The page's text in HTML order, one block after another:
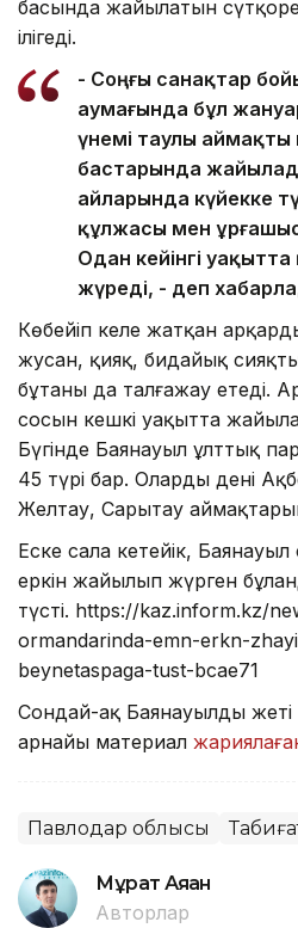
басында жайылатын
ілігеді.
- Соңғы санақтар
аумағында бұл
үнемі таулы
бастарында
айларында күйекке
құлжасы мен
Одан кейінгі
жүреді, - деп
Көбейіп келе жатқан арқардың
жусан, қияқ, бидайық
бұтаны да талғажау етеді.
сосын кешкі уақытта
Бүгінде Баянауыл ұлттық
45 түрі бар. Олардың дені
Желтау, Сарытау
Еске сала кетейік,
еркін жайылып жүрген
түсті. https://kaz.inform.kz/
ormandarinda-emn-erkn-
beynetaspaga-tust-bcae71
Сондай-ақ Баянауылдың
арнайы материал
Павлодар облысы
Мұрат Аяған
Авторлар